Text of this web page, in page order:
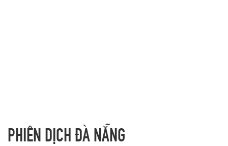
PHIÊN DỊCH ĐÀ NẴNG